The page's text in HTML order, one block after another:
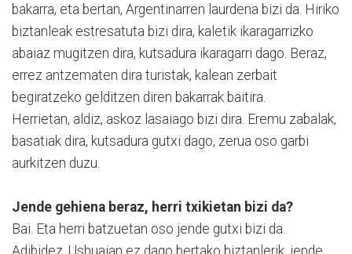
bakarra, eta bertan, Argentinarren laurdena bizi da. Hiriko
biztanleak estresatuta bizi dira, kaletik ikaragarrizko
abaiaz mugitzen dira, kutsadura ikaragarri dago. Beraz,
errez antzematen dira turistak, kalean zerbait
begiratzeko gelditzen diren bakarrak baitira.
Herrietan, aldiz, askoz lasaiago bizi dira. Eremu zabalak,
basatiak dira, kutsadura gutxi dago, zerua oso garbi
aurkitzen duzu.
Jende gehiena beraz, herri txikietan bizi da?
Bai. Eta herri batzuetan oso jende gutxi bizi da.
Adibidez, Ushuaian ez dago bertako biztanlerik, jende